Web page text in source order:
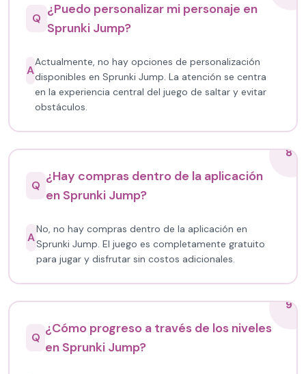
Q
¿Puedo personalizar mi personaje en
Sprunki Jump?
A
Actualmente, no hay opciones de personalización
disponibles en Sprunki Jump. La atención se centra
en la experiencia central del juego de saltar y evitar
obstáculos.
8
Q
¿Hay compras dentro de la aplicación
en Sprunki Jump?
A
No, no hay compras dentro de la aplicación en
Sprunki Jump. El juego es completamente gratuito
para jugar y disfrutar sin costos adicionales.
9
Q
¿Cómo progreso a través de los niveles
en Sprunki Jump?